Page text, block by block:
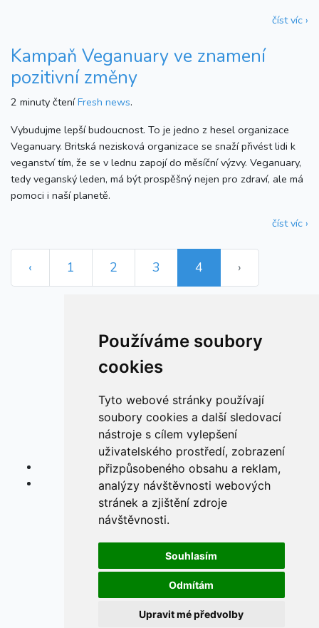
Používáme soubory
cookies
Tyto webové stránky používají
soubory cookies a další sledovací
nástroje s cílem vylepšení
uživatelského prostředí, zobrazení
přizpůsobeného obsahu a reklam,
analýzy návštěvnosti webových
stránek a zjištění zdroje
návštěvnosti.
Souhlasím
Odmítám
Upravit mé předvolby
číst víc ›
Kampaň Veganuary ve znamení
pozitivní změny
2 minuty čtení Fresh news.
Vybudujme lepší budoucnost. To je jedno z hesel organizace
Veganuary. Britská nezisková organizace se snaží přivést lidi k
veganství tím, že se v lednu zapojí do měsíční výzvy. Veganuary,
tedy veganský leden, má být prospěšný nejen pro zdraví, ale má
pomoci i naší planetě.
číst víc ›
‹ 1 2 3 4 ›